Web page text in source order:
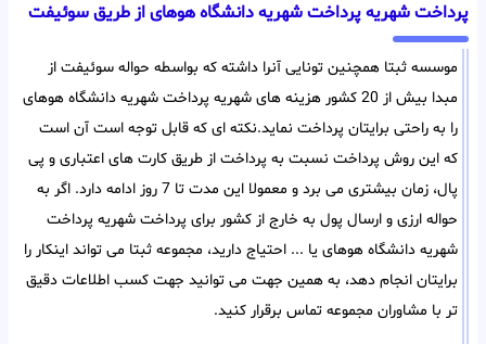
پرداخت شهریه پرداخت شهریه دانشگاه هوهای از طریق سوئیفت
موسسه ثبتا همچنین تونایی آنرا داشته که بواسطه حواله سوئیفت از
مبدا بیش از 20 کشور هزینه های شهریه پرداخت شهریه دانشگاه هوهای
را به راحتی برایتان پرداخت نماید.نکته ای که قابل توجه است آن است
که این روش پرداخت نسبت به پرداخت از طریق کارت های اعتباری و پی
پال، زمان بیشتری می برد و معمولا این مدت تا 7 روز ادامه دارد. اگر به
حواله ارزی و ارسال پول به خارج از کشور برای پرداخت شهریه پرداخت
شهریه دانشگاه هوهای یا ... احتیاج دارید، مجموعه ثبتا می تواند اینکار را
برایتان انجام دهد، به همین جهت می توانید جهت کسب اطلاعات دقیق
تر با مشاوران مجموعه تماس برقرار کنید.